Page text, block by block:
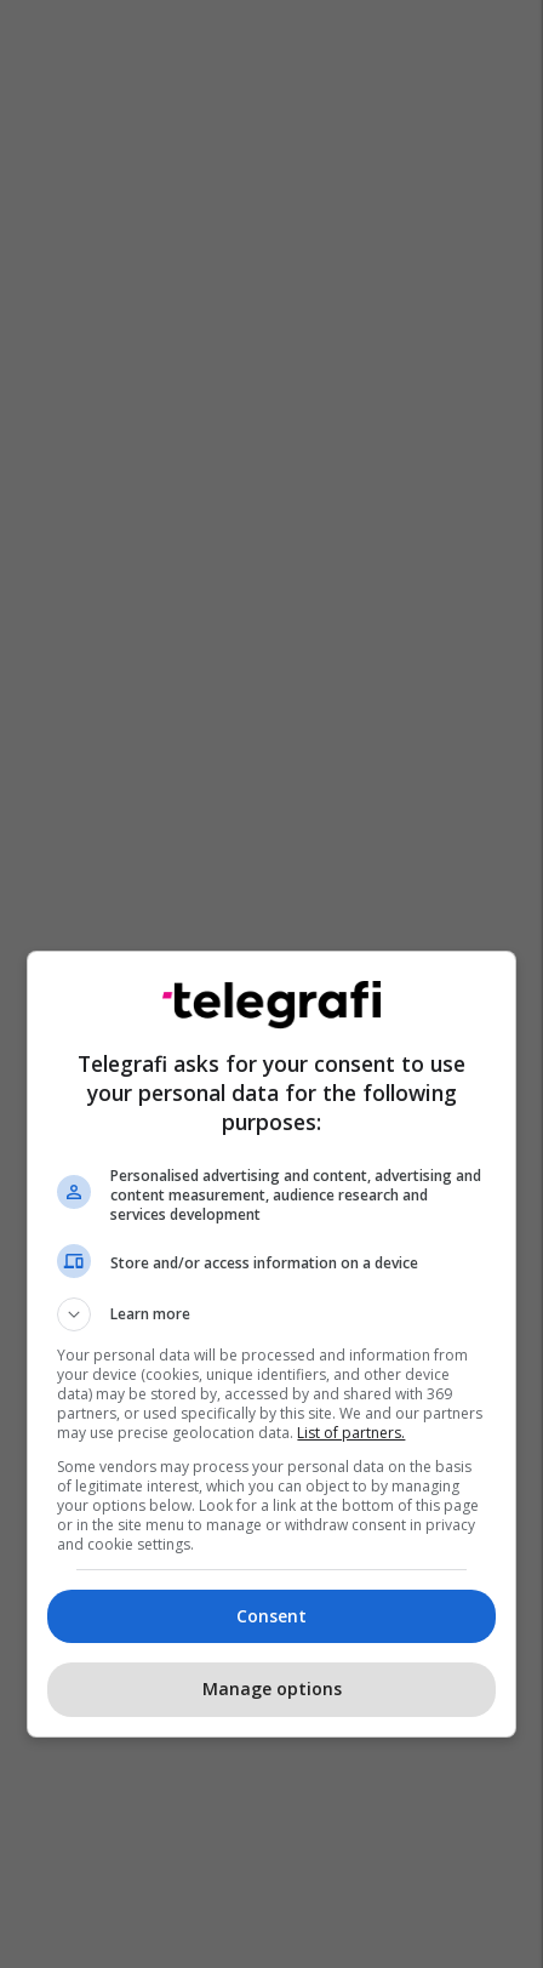
Xhuli Nura
Telegrafi asks for your consent to use
your personal data for the following
purposes:
Personalised advertising and content, advertising and
content measurement, audience research and
services development
Store and/or access information on a device
Learn more
Your personal data will be processed and information from
your device (cookies, unique identifiers, and other device
data) may be stored by, accessed by and shared with 369
partners, or used specifically by this site. We and our partners
may use precise geolocation data. List of partners.
Some vendors may process your personal data on the basis
of legitimate interest, which you can object to by managing
your options below. Look for a link at the bottom of this page
or in the site menu to manage or withdraw consent in privacy
and cookie settings.
Consent
Manage options